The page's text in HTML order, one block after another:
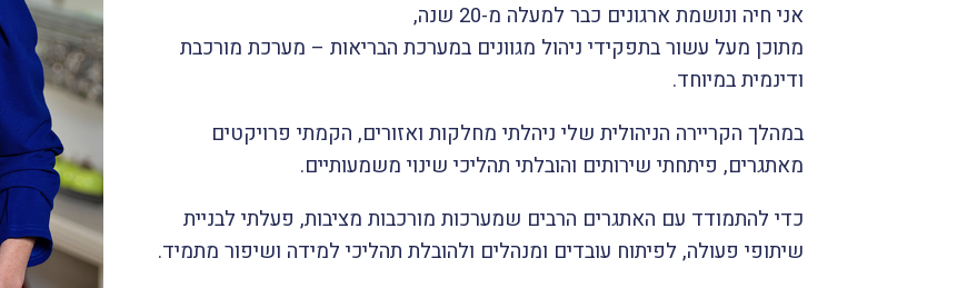
אני חיה ונושמת ארגונים כבר למעלה מ-20 שנה,
מתוכן מעל עשור בתפקידי ניהול מגוונים במערכת הבריאות – מערכת מורכבת
ודינמית במיוחד.
במהלך הקריירה הניהולית שלי ניהלתי מחלקות ואזורים, הקמתי פרויקטים
מאתגרים, פיתחתי שירותים והובלתי תהליכי שינוי משמעותיים.
כדי להתמודד עם האתגרים הרבים שמערכות מורכבות מציבות, פעלתי לבניית
שיתופי פעולה, לפיתוח עובדים ומנהלים ולהובלת תהליכי למידה ושיפור מתמיד.